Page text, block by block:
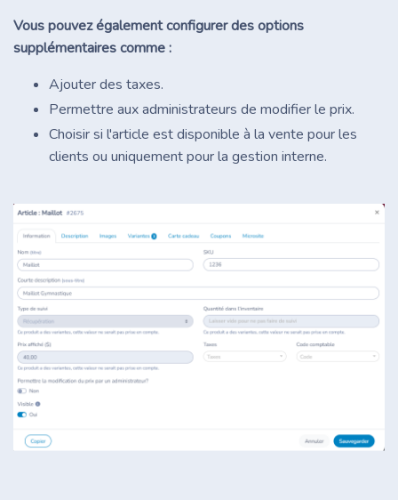
Vous pouvez également configurer des options
supplémentaires comme :
Ajouter des taxes.
Permettre aux administrateurs de modifier le prix.
Choisir si l'article est disponible à la vente pour les
clients ou uniquement pour la gestion interne.